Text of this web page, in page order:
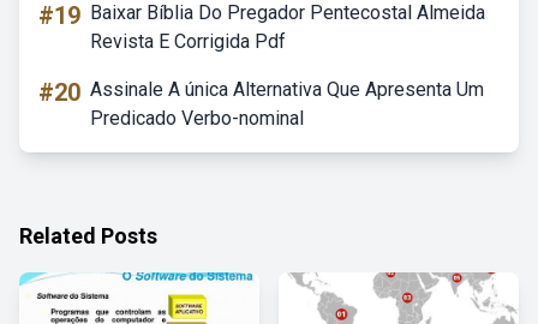
#19 Baixar Bíblia Do Pregador Pentecostal Almeida
Revista E Corrigida Pdf
#20 Assinale A única Alternativa Que Apresenta Um
Predicado Verbo-nominal
Related Posts